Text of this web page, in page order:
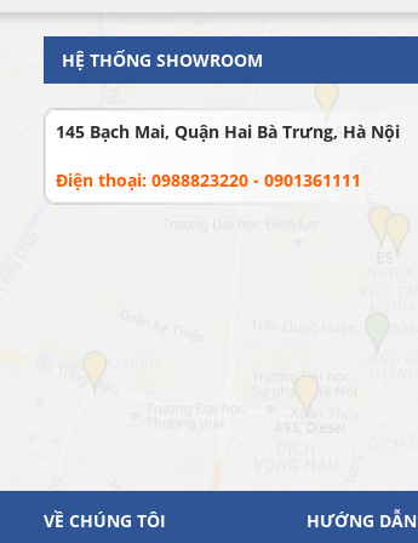
HỆ THỐNG SHOWROOM
145 Bạch Mai, Quận Hai Bà Trưng, Hà Nội
Điện thoại: 0988823220 - 0901361111
VỀ CHÚNG TÔI HƯỚNG DẪN